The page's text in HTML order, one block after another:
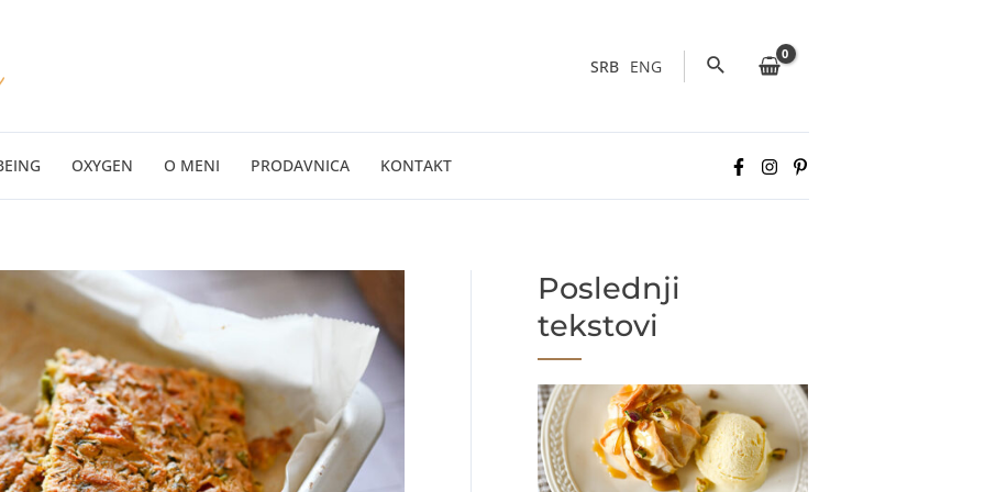
SRB ENG Pretraga
OXYGEN O MENI PRODAVNICA KONTAKT
Poslednji
tekstovi